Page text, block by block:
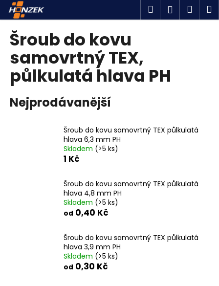
Přejít
obsah
Hledat
Šroub do kovu
samovrtný TEX,
půlkulatá hlava PH
Nejprodávanější
Šroub do kovu samovrtný TEX půlkulatá
hlava 6,3 mm PH
Skladem (>5 ks)
1 Kč
Šroub do kovu samovrtný TEX půlkulatá
hlava 4,8 mm PH
Skladem (>5 ks)
od 0,40 Kč
Šroub do kovu samovrtný TEX půlkulatá
hlava 3,9 mm PH
Skladem (>5 ks)
od 0,30 Kč
o
C
o
p
o
t